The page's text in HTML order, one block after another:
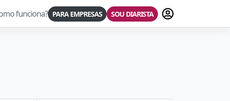
funciona? PARA EMPRESAS SOU DIARISTA Fazer login